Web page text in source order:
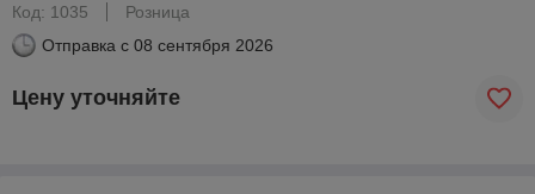
Код: 1035
Розница
Отправка с 08 сентября 2026
Цену уточняйте